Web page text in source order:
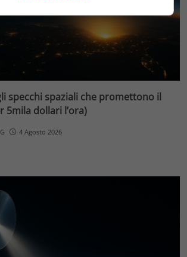
specchi spaziali che promettono il
5mila dollari l’ora)
4 Agosto 2026